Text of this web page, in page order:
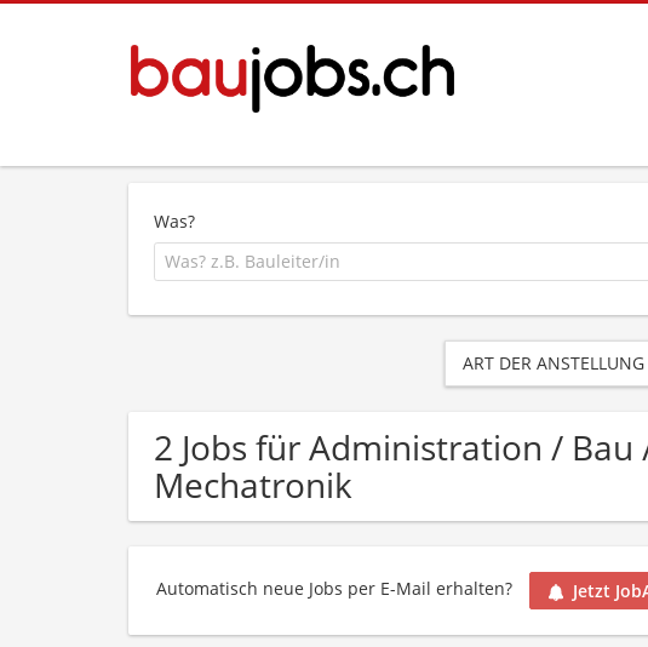
Was?
ART DER ANSTELLUNG
2 Jobs für Administration /
Mechatronik
Automatisch neue Jobs per E-Mail erhalten? Jetzt